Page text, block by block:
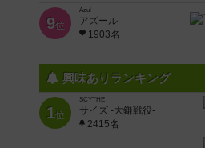
9位
Azul
アズール
1903名
興味ありランキング
1位
SCYTHE
サイズ -大鎌戦役-
2415名